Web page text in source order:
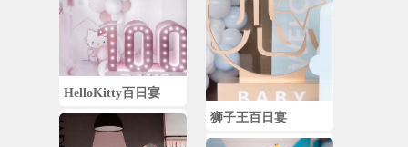
HelloKitty百日宴
狮子王百日宴